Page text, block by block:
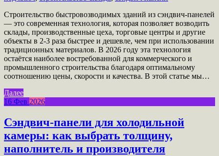
Строительство быстровозводимых зданий из сэндвич-панелей
— это современная технология, которая позволяет возводить
склады, производственные цеха, торговые центры и другие
объекты в 2-3 раза быстрее и дешевле, чем при использовании
традиционных материалов. В 2026 году эта технология
остаётся наиболее востребованной для коммерческого и
промышленного строительства благодаря оптимальному
соотношению цены, скорости и качества. В этой статье мы…
Далее
16 Фев 2026
Сэндвич-панели для холодильной
камеры: как выбрать толщину,
наполнитель и производителя